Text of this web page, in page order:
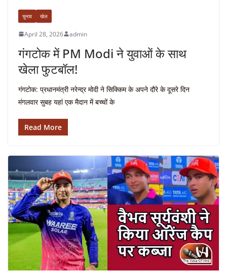
चुनाव खेल
April 28, 2026 admin
गंगटोक में PM Modi ने युवाओं के साथ
खेला फुटबॉल!
गंगटोक: प्रधानमंत्री नरेन्द्र मोदी ने सिक्किम के अपने दौरे के दूसरे दिन
मंगलवार सुबह यहां एक मैदान में बच्चों के
Read More